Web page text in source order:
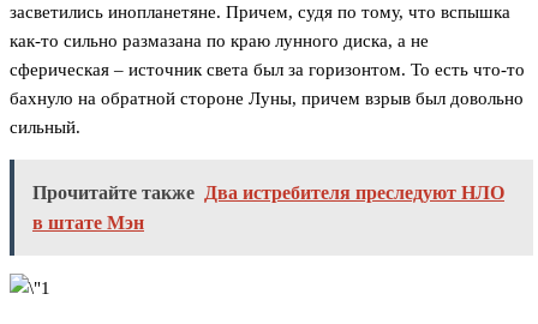
засветились инопланетяне. Причем, судя по тому, что вспышка
как-то сильно размазана по краю лунного диска, а не
сферическая – источник света был за горизонтом. То есть что-то
бахнуло на обратной стороне Луны, причем взрыв был довольно
сильный.
Прочитайте также Два истребителя преследуют НЛО
в штате Мэн